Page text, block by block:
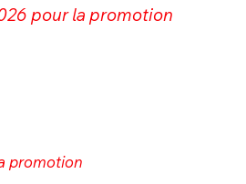
pour la promotion
promotion